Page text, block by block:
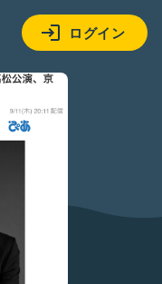
ログイン